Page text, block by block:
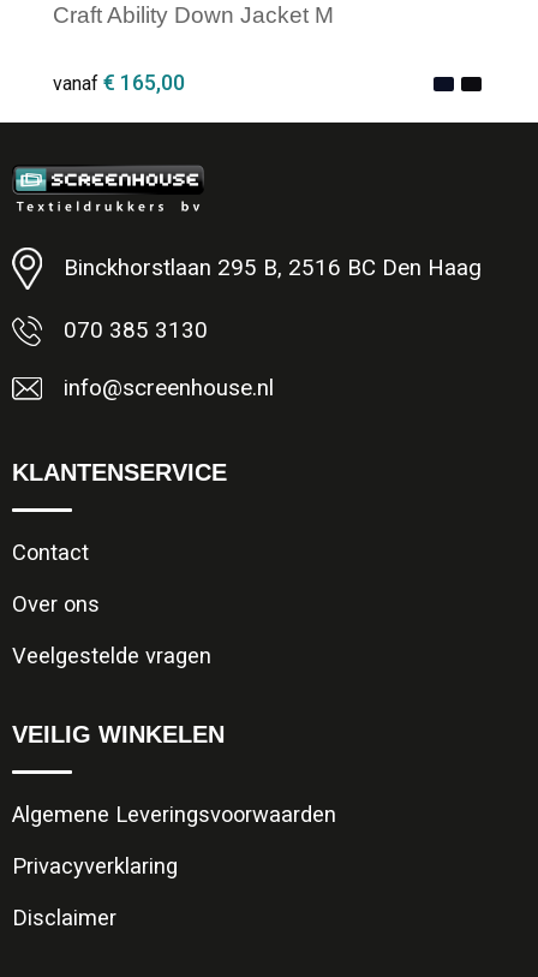
Craft Ability Down Jacket M
vanaf € 165,00
Minimale afname: 1
Binckhorstlaan 295 B, 2516 BC Den Haag
070 385 3130
info@screenhouse.nl
KLANTENSERVICE
Contact
Over ons
Veelgestelde vragen
VEILIG WINKELEN
Algemene Leveringsvoorwaarden
Privacyverklaring
Disclaimer